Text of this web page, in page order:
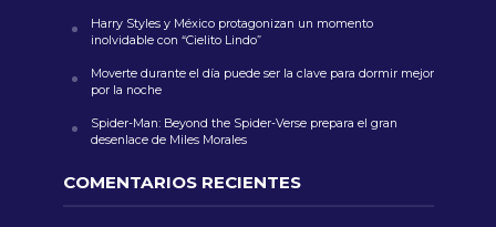
Harry Styles y México protagonizan un momento
inolvidable con “Cielito Lindo”
Moverte durante el día puede ser la clave para dormir mejor
por la noche
Spider-Man: Beyond the Spider-Verse prepara el gran
desenlace de Miles Morales
COMENTARIOS RECIENTES